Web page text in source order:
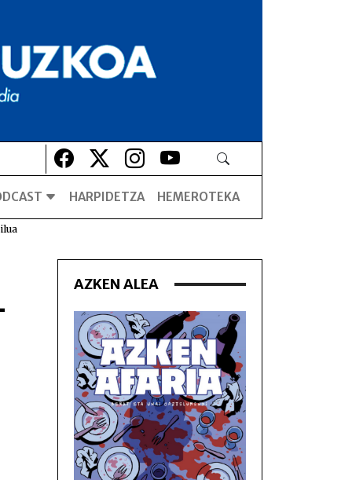
Lehio berrian irekiko da
Lehio berrian irekiko da
Lehio berrian irekiko da
Lehio berrian irekiko da
HARPIDETZA HEMEROTEKA
AZKEN ALEA